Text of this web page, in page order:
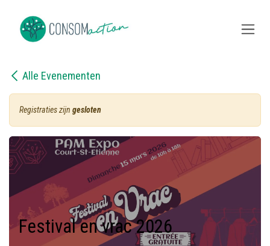
Alle Evenementen
Registraties zijn gesloten
Festival en vrac 2026